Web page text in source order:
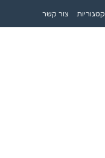
קטגוריות צור קשר